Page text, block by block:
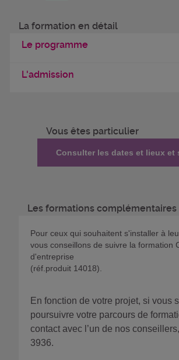
La formation en détail
Le programme
L'admission
Vous êtes particulier
Consulter les dates et lieux et
Les formations complémentaires
Pour ceux qui souhaitent s'installer à
vous conseillons de suivre la formation
d'entreprise
(réf.produit 14018).
En fonction de votre projet, si vous
poursuivre votre parcours de
contact avec l’un de nos
3936.